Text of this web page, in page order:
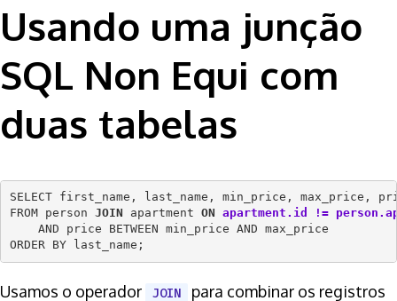
Usando uma junção
SQL Non Equi com
duas tabelas
SELECT first_name, last_name, min_price, max_price,
FROM person JOIN apartment ON apartment.id !=
    AND price BETWEEN min_price AND max_price
Usamos o operador JOIN
para combinar os registros